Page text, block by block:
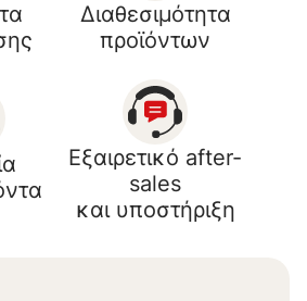
Διαθεσιμότητα
προϊόντων
Εξαιρετικό after-
sales
και υποστήριξη